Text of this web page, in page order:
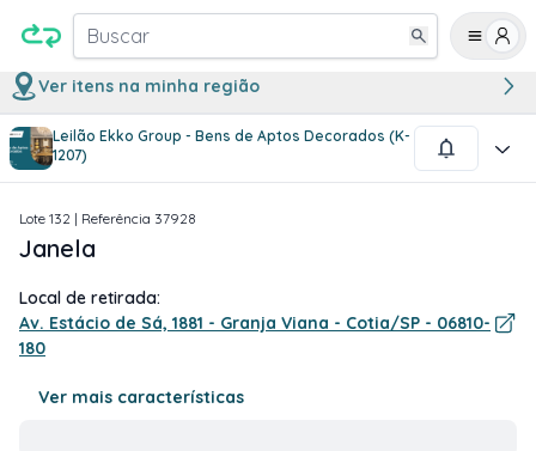
Buscar
Ver itens na minha região
Leilão Ekko Group - Bens de Aptos Decorados (K-
1207)
1/1
Lote 132 | Referência 37928
Janela
Local de retirada:
Av. Estácio de Sá, 1881 - Granja Viana - Cotia/SP - 06810-
180
Ver mais características